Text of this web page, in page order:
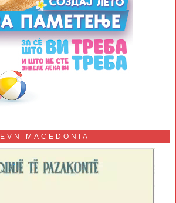
EVN MACEDONIA